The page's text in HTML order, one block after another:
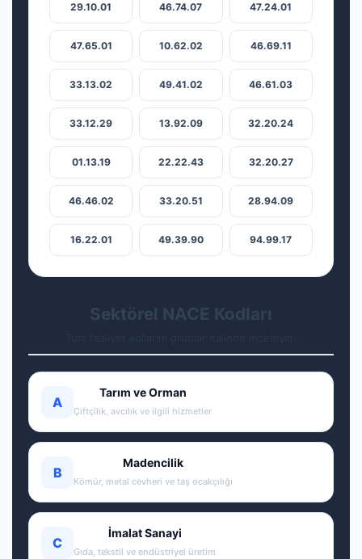
29.10.01 46.74.07 47.24.01
47.65.01 10.62.02 46.69.11
33.13.02 49.41.02 46.61.03
33.12.29 13.92.09 32.20.24
01.13.19 22.22.43 32.20.27
46.46.02 33.20.51 28.94.09
16.22.01 49.39.90 94.99.17
Sektörel NACE Kodları
A
Tarım ve Orman
Çiftçilik, avcılık ve ilgili hizmetler
B
Madencilik
Kömür, metal cevheri ve taş ocakçılığı
C
İmalat Sanayi
Gıda, tekstil ve endüstriyel üretim